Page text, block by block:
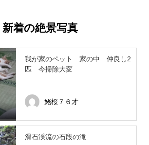
新着の絶景写真
我が家のペット 家の中 仲良し2
匹 今掃除大変
姥桜７６才
滑石渓流の石段の滝